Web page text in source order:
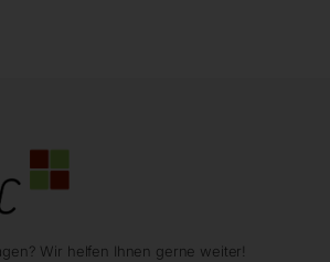
Wir helfen Ihnen gerne weiter!